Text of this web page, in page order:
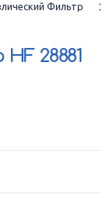
Фильтр
HF 28881